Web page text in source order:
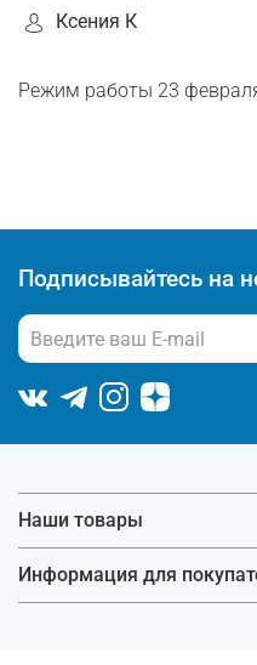
Ксения К
Режим работы 23
Подписывайтесь на
Наши товары
Информация для